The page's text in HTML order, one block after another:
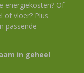
energiekosten? Of
of vloer? Plus
passende
in geheel